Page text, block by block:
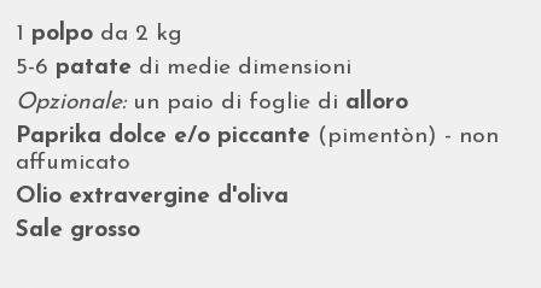
1 polpo da 2 kg
5-6 patate di medie dimensioni
Opzionale:un paio di foglie di alloro
Paprika dolce e/o piccante (pimentòn) - non
affumicato
Olio extravergine d'oliva
Sale grosso